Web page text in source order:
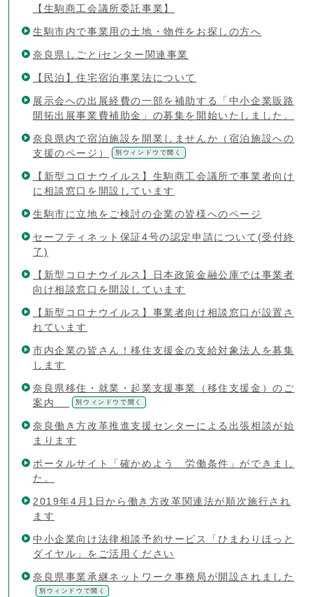
【生駒商工会議所委託事業】
生駒市内で事業用の土地・物件をお探しの方へ
奈良県しごとiセンター関連事業
【民泊】住宅宿泊事業法について
展示会への出展経費の一部を補助する「中小企業販路
開拓出展事業費補助金」の募集を開始いたしました。
奈良県内で宿泊施設を開業しませんか（宿泊施設への
支援のページ）
別ウィンドウで開く
【新型コロナウイルス】生駒商工会議所で事業者向け
に相談窓口を開設しています
生駒市に立地をご検討の企業の皆様へのページ
セーフティネット保証4号の認定申請について(受付終
了)
【新型コロナウイルス】日本政策金融公庫では事業者
向け相談窓口を開設しています
【新型コロナウイルス】事業者向け相談窓口が設置さ
れています
市内企業の皆さん！移住支援金の支給対象法人を募集
します
奈良県移住・就業・起業支援事業（移住支援金）のご
案内
別ウィンドウで開く
奈良働き方改革推進支援センターによる出張相談が始
まります
ポータルサイト「確かめよう 労働条件」ができまし
た。
2019年4月1日から働き方改革関連法が順次施行され
ます
中小企業向け法律相談予約サービス「ひまわりほっと
ダイヤル」をご活用ください
奈良県事業承継ネットワーク事務局が開設されました
別ウィンドウで開く